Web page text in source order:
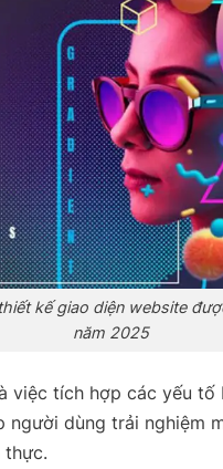
kế giao diện website
năm 2025
việc tích hợp các yếu
dùng trải nghiệm
thực.